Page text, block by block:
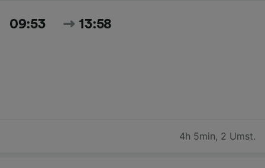
09:53 13:58
4h 5min, 2 Umst.